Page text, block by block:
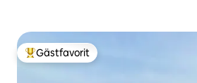
Populär gästfavorit
Gästfavorit